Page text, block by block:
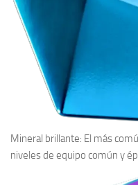
Mineral brillante: El más
niveles de equipo común y